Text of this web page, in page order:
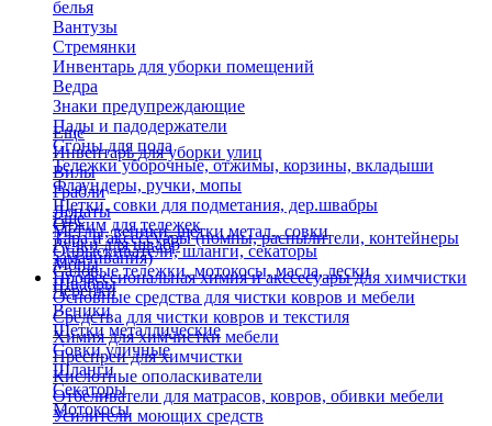
белья
Вантузы
Стремянки
Инвентарь для уборки помещений
Ведра
Знаки предупреждающие
Пады и падодержатели
Сгоны для пола
Тележки уборочные, отжимы, корзины, вкладыши
Флаундеры, ручки, мопы
Щетки, совки для подметания, дер.швабры
Отжим для тележек
Ручки для швабр
Мопы
Швабры
Еще
Инвентарь для уборки улиц
Вилы
Грабли
Лопаты
Метлы, веники, щетки метал., совки
Опрыскиватели, шланги, секаторы
Садовые тележки, мотокосы, масла, лески
Черенки
Веники
Щетки металлические
Совки уличные
Шланги
Секаторы
Мотокосы
Еще
Тара и аксессуары (помпы, распылители, контейнеры
замачивания)
Профессиональная химия и акссесуары для химчистки
Основные средства для чистки ковров и мебели
Средства для чистки ковров и текстиля
Химия для химчистки мебели
Преспреи для химчистки
Кислотные ополаскиватели
Отбеливатели для матрасов, ковров, обивки мебели
Усилители моющих средств